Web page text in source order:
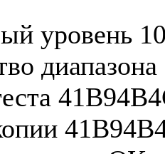
уровень